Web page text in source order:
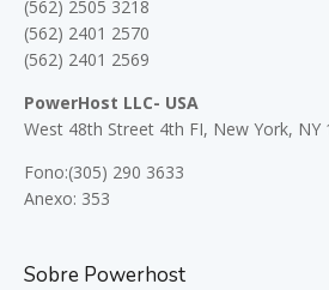
(562) 2505 3218
(562) 2401 2570
(562) 2401 2569
PowerHost LLC- USA
West 48th Street 4th FI, New York, NY
Fono:(305) 290 3633
Anexo: 353
Sobre Powerhost